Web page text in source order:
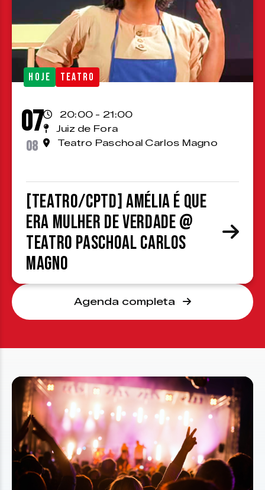
HOJE TEATRO
07
08
20:00 - 21:00
Juiz de Fora
Teatro Paschoal Carlos Magno
[TEATRO/CPTD] Amélia é que
era mulher de verdade @
Teatro Paschoal Carlos
Magno
Agenda completa